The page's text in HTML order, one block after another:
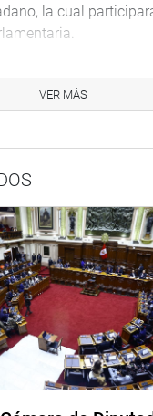
la cual
“Humedales
Sostenibles
instala la Liga
Una hora
de Amistad
la Liga
a las 12:00 horas.
en la sala Moyano
de la tarde, el grupo
se instalará en
VER MÁS